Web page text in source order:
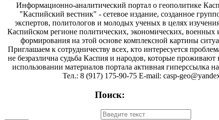
Информационно-аналитический портал о геополитике
"Каспийский вестник" - сетевое издание, созданное
экспертов, политологов и молодых ученых в целях
Каспийском регионе политических, экономических, военных
формирования на этой основе комплексной картины
Приглашаем к сотрудничеству всех, кто интересуется
не безразлична судьба Каспия и народов, которые проживают
использовании материалов портала активная гиперссылка на
Тел.: 8 (917) 175-90-75 E-mail: casp-
Поиск: